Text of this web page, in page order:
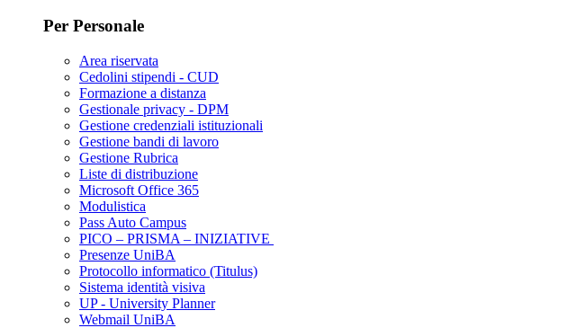
Per Personale
Area riservata
Cedolini stipendi - CUD
Formazione a distanza
Gestionale privacy - DPM
Gestione credenziali istituzionali
Gestione bandi di lavoro
Gestione Rubrica
Liste di distribuzione
Microsoft Office 365
Modulistica
Pass Auto Campus
PICO – PRISMA – INIZIATIVE
Presenze UniBA
Protocollo informatico (Titulus)
Sistema identità visiva
UP - University Planner
Webmail UniBA